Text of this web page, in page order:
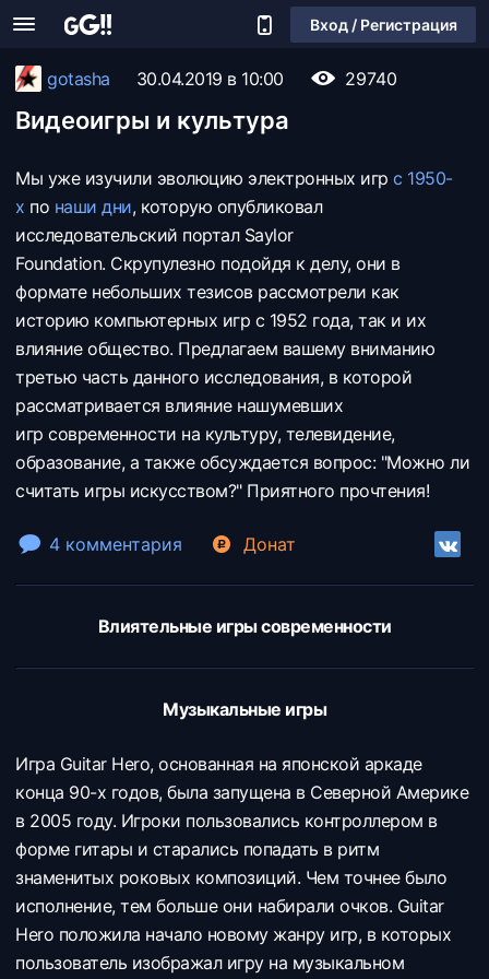
Вход / Регистрация
gotasha 30.04.2019 в 10:00 29740
Видеоигры и культура
Мы уже изучили эволюцию электронных игр с 1950-
х по наши дни, которую опубликовал
исследовательский портал Saylor
Foundation. Скрупулезно подойдя к делу, они в
формате небольших тезисов рассмотрели как
историю компьютерных игр с 1952 года, так и их
влияние общество. Предлагаем вашему вниманию
третью часть данного исследования, в которой
рассматривается влияние нашумевших
игр современности на культуру, телевидение,
образование, а также обсуждается вопрос: "Можно ли
считать игры искусством?" Приятного прочтения!
4 комментария Донат
Влиятельные игры современности
Музыкальные игры
Игра Guitar Hero, основанная на японской аркаде
конца 90-х годов, была запущена в Северной Америке
в 2005 году. Игроки пользовались контроллером в
форме гитары и старались попадать в ритм
знаменитых роковых композиций. Чем точнее было
исполнение, тем больше они набирали очков. Guitar
Hero положила начало новому жанру игр, в которых
пользователь изображал игру на музыкальном